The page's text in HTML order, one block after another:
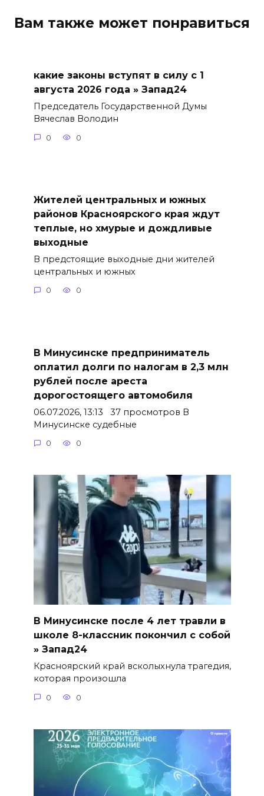
Вам также может понравиться
какие законы вступят в силу с 1
августа 2026 года » Запад24
Председатель Государственной Думы
Вячеслав Володин
0 0
Жителей центральных и южных
районов Красноярского края ждут
теплые, но хмурые и дождливые
выходные
В предстоящие выходные дни жителей
центральных и южных
0 0
В Минусинске предприниматель
оплатил долги по налогам в 2,3 млн
рублей после ареста
дорогостоящего автомобиля
06.07.2026, 13:13 37 просмотров В
Минусинске судебные
0 0
В Минусинске после 4 лет травли в
школе 8-классник покончил с собой
» Запад24
Красноярский край всколыхнула трагедия,
которая произошла
0 0